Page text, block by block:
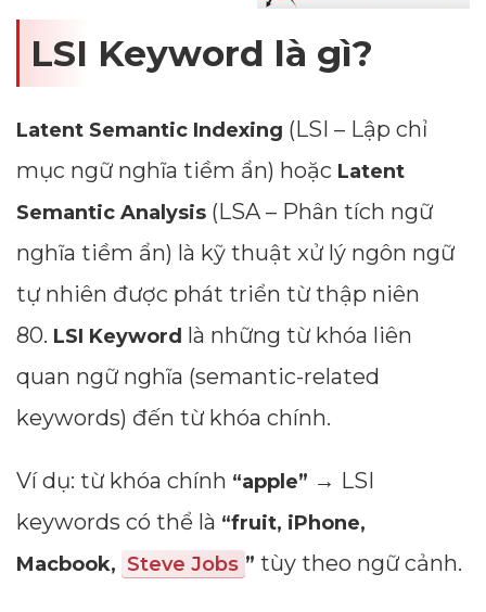
LSI Keyword là gì?
Latent Semantic Indexing (LSI – Lập chỉ
mục ngữ nghĩa tiềm ẩn) hoặc Latent
Semantic Analysis (LSA – Phân tích ngữ
nghĩa tiềm ẩn) là kỹ thuật xử lý ngôn ngữ
tự nhiên được phát triển từ thập niên
80. LSI Keyword là những từ khóa liên
quan ngữ nghĩa (semantic-related
keywords) đến từ khóa chính.
Ví dụ: từ khóa chính “apple” → LSI
keywords có thể là “fruit, iPhone,
Macbook, Steve Jobs ” tùy theo ngữ cảnh.